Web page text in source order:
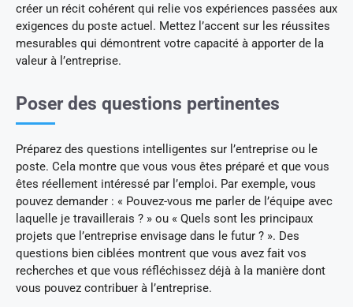
créer un récit cohérent qui relie vos expériences passées aux
exigences du poste actuel. Mettez l’accent sur les réussites
mesurables qui démontrent votre capacité à apporter de la
valeur à l’entreprise.
Poser des questions pertinentes
Préparez des questions intelligentes sur l’entreprise ou le
poste. Cela montre que vous vous êtes préparé et que vous
êtes réellement intéressé par l’emploi. Par exemple, vous
pouvez demander : « Pouvez-vous me parler de l’équipe avec
laquelle je travaillerais ? » ou « Quels sont les principaux
projets que l’entreprise envisage dans le futur ? ». Des
questions bien ciblées montrent que vous avez fait vos
recherches et que vous réfléchissez déjà à la manière dont
vous pouvez contribuer à l’entreprise.